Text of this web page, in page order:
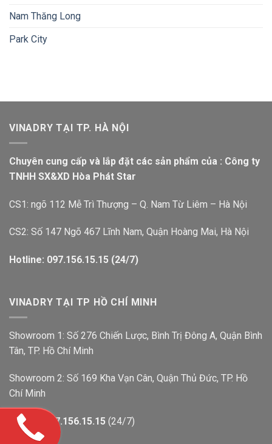
Nam Thăng Long
Park City
VINADRY TẠI TP. HÀ NỘI
Chuyên cung cấp và lắp đặt các sản phẩm của : Công ty
TNHH SX&XD Hòa Phát Star
CS1: ngõ 112 Mễ Trì Thượng – Q. Nam Từ Liêm – Hà Nội
CS2: Số 147 Ngõ 467 Lĩnh Nam, Quận Hoàng Mai, Hà Nội
Hotline: 097.156.15.15 (24/7)
VINADRY TẠI TP HỒ CHÍ MINH
Showroom 1: Số 276 Chiến Lược, Bình Trị Đông A, Quận Bình
Tân, TP. Hồ Chí Minh
Showroom 2: Số 169 Kha Vạn Cân, Quận Thủ Đức, TP. Hồ
Chí Minh
Hotline: 097.156.15.15 (24/7)